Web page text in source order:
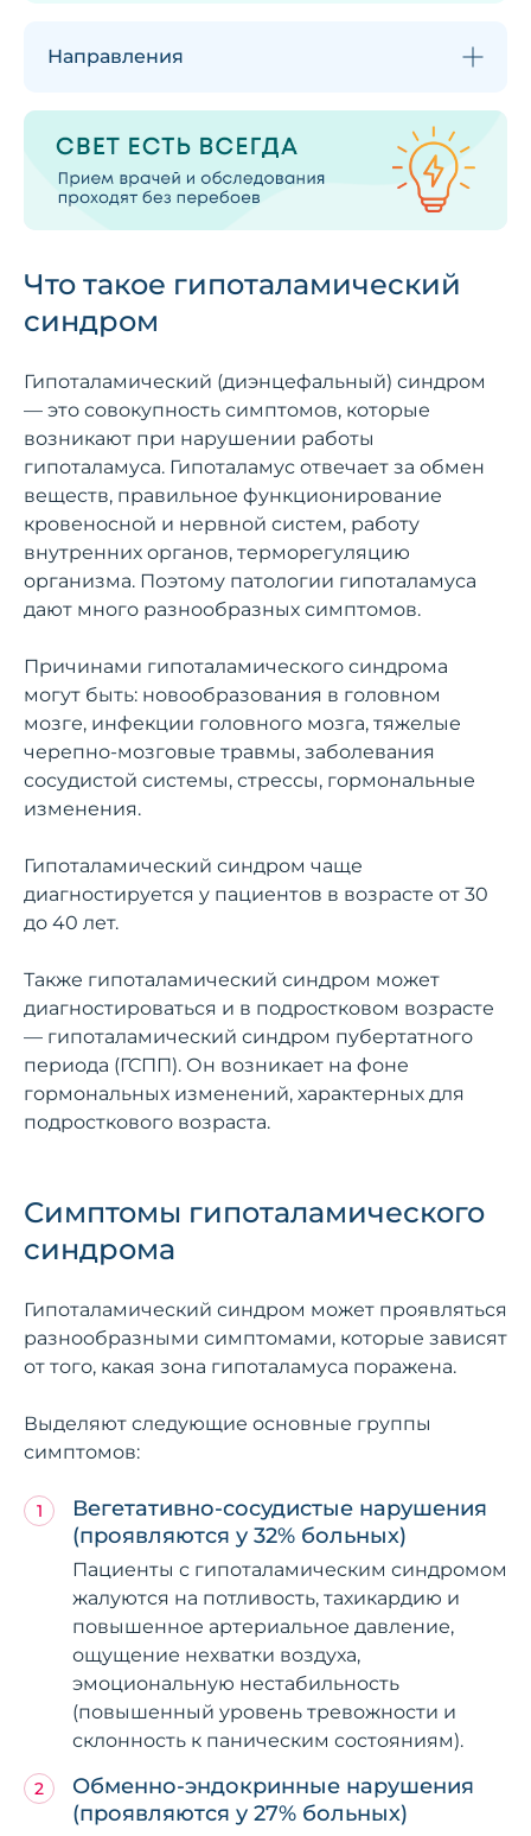
Что такое гипоталамический
синдром
Гипоталамический (диэнцефальный) синдром
— это совокупность симптомов, которые
возникают при нарушении работы
гипоталамуса. Гипоталамус отвечает за обмен
веществ, правильное функционирование
кровеносной и нервной систем, работу
внутренних органов, терморегуляцию
организма. Поэтому патологии гипоталамуса
дают много разнообразных симптомов.
Причинами гипоталамического синдрома
могут быть: новообразования в головном
мозге, инфекции головного мозга, тяжелые
черепно-мозговые травмы, заболевания
сосудистой системы, стрессы, гормональные
изменения.
Гипоталамический синдром чаще
диагностируется у пациентов в возрасте от 30
до 40 лет.
Также гипоталамический синдром может
диагностироваться и в подростковом возрасте
— гипоталамический синдром пубертатного
периода (ГСПП). Он возникает на фоне
гормональных изменений, характерных для
подросткового возраста.
Симптомы гипоталамического
синдрома
Гипоталамический синдром может проявляться
разнообразными симптомами, которые зависят
от того, какая зона гипоталамуса поражена.
Выделяют следующие основные группы
симптомов:
Вегетативно-сосудистые нарушения
(проявляются у 32% больных)
Пациенты с гипоталамическим синдромом
жалуются на потливость, тахикардию и
повышенное артериальное давление,
ощущение нехватки воздуха,
эмоциональную нестабильность
(повышенный уровень тревожности и
склонность к паническим состояниям).
Обменно-эндокринные нарушения
(проявляются у 27% больных)
Направления